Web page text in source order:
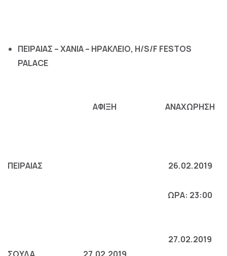
ΠΕΙΡΑΙΑΣ – ΧΑΝΙΑ – ΗΡΑΚΛΕΙΟ, H/S/F FESTOS
PALACE
ΑΦΙΞΗ ΑΝΑΧΩΡΗΣΗ
ΠΕΙΡΑΙΑΣ 26.02.2019
ΩΡΑ: 23:00
27.02.2019